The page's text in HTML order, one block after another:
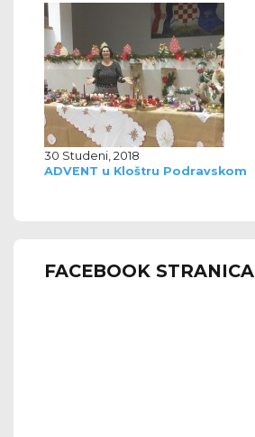
30 Studeni, 2018
ADVENT u Kloštru Podravskom
FACEBOOK STRANICA